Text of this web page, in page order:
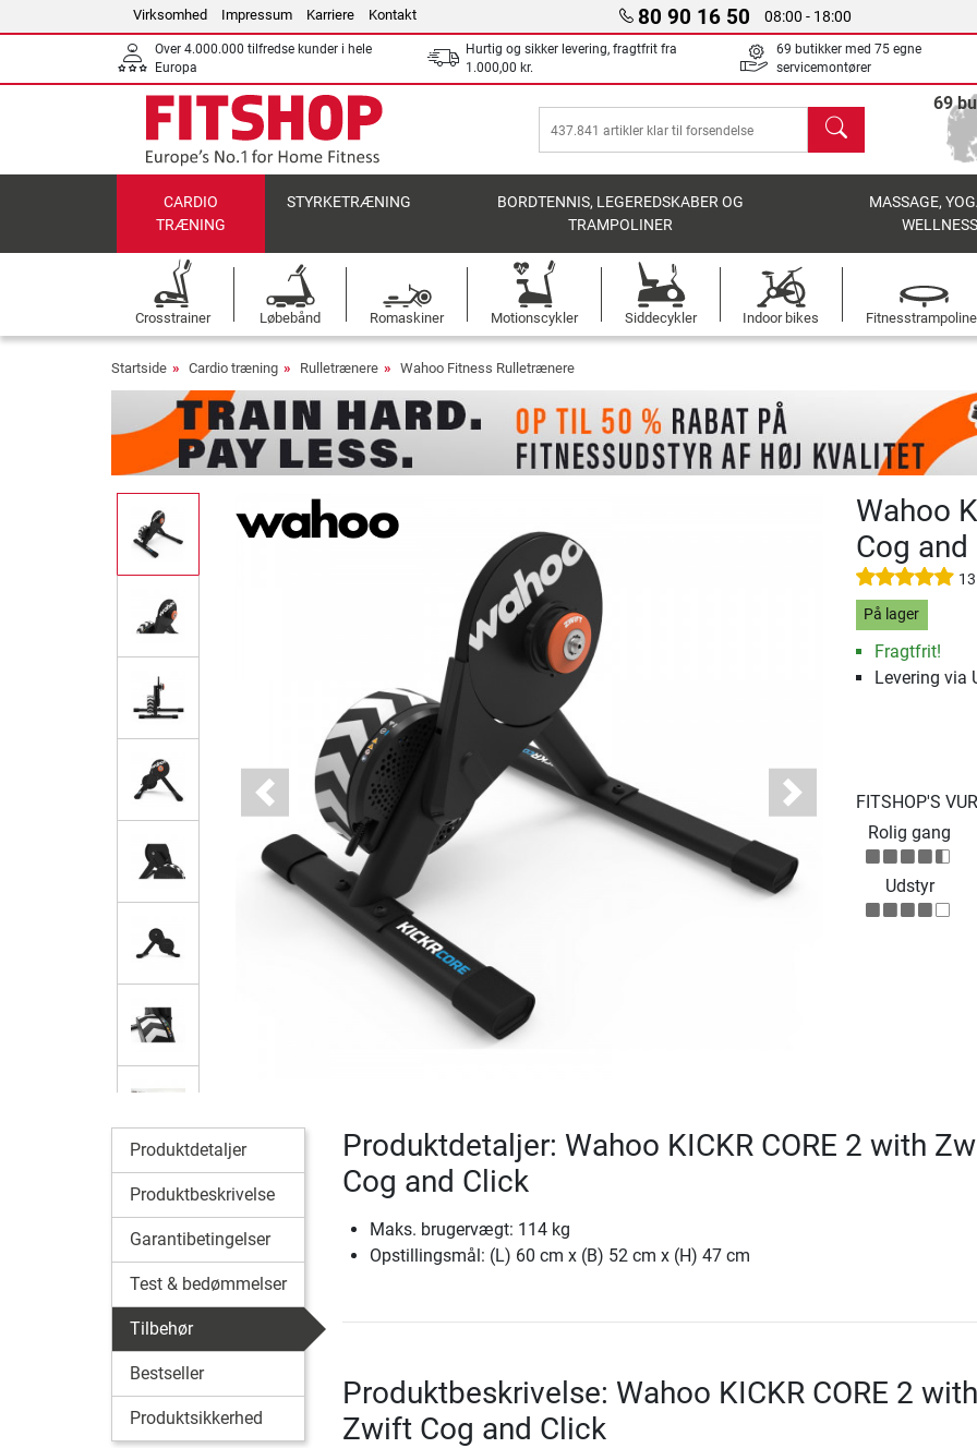
Virksomhed Impressum Karriere Kontakt 80 90 16 50 08:00 - 18:00
Over 4.000.000 tilfredse kunder i hele
Europa
Hurtig og sikker levering, fragtfrit fra
1.000,00 kr.
69 butikker med 75 egne
servicemontører
søg
69
CARDIO
TRÆNING
STYRKETRÆNING
BORDTENNIS, LEGEREDSKABER OG
TRAMPOLINER
MASSAGE,
WELLNESS
Crosstrainer Løbebånd Romaskiner Motionscykler Siddecykler Indoor bikes
Startside Cardio træning Rulletrænere Wahoo Fitness Rulletrænere
Previous Next
Wahoo
Cog
På lager
Fragtfrit!
Levering via
FITSHOP'S
Rolig gang
Udstyr
Produktdetaljer
Produktbeskrivelse
Garantibetingelser
Test & bedømmelser
Tilbehør
Bestseller
Produktsikkerhed
Produktdetaljer: Wahoo KICKR CORE 2 with
Cog and Click
Maks. brugervægt: 114 kg
Opstillingsmål: (L) 60 cm x (B) 52 cm x (H) 47 cm
Produktbeskrivelse: Wahoo KICKR CORE 2 with
Zwift Cog and Click